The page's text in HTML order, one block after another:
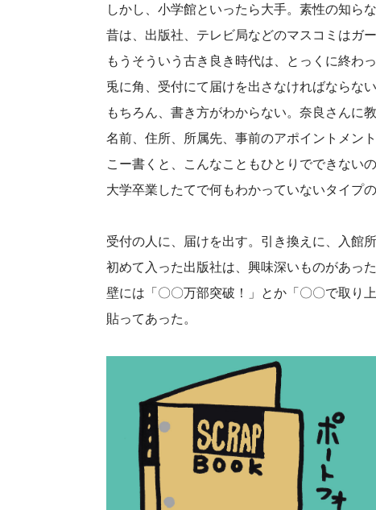
しかし、小学館といったら大手。素性の知ら
昔は、出版社、テレビ局などのマスコミはガ
もうそういう古き良き時代は、とっくに終わっ
兎に角、受付にて届けを出さなければならな
もちろん、書き方がわからない。奈良さんに教
名前、住所、所属先、事前のアポイントメント
こー書くと、こんなこともひとりでできない
大学卒業したてで何もわかっていないタイプ
受付の人に、届けを出す。引き換えに、入館所
初めて入った出版社は、興味深いものがあっ
壁には「〇〇万部突破！」とか「〇〇で取り
貼ってあった。